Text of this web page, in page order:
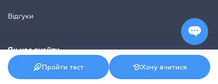
Відгуки
Як нас знайти
Київ, 01054, Україна
Метро Золоті Ворота, вул. Ярославів Вал, 13/2-б, офіс 32
Пройти тест Хочу вчитися